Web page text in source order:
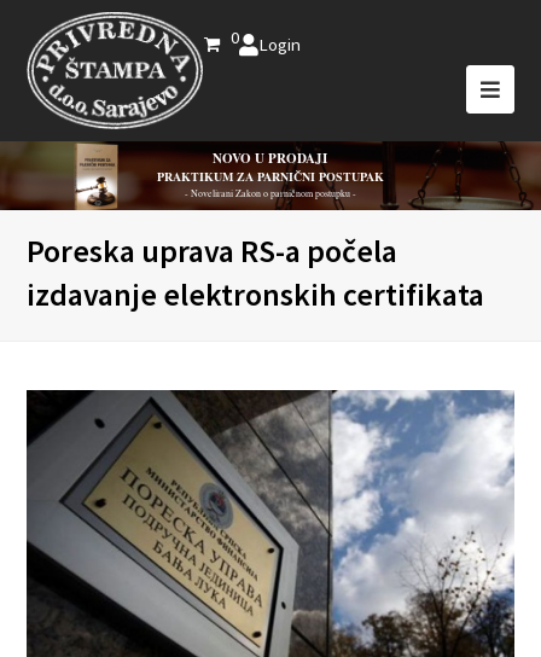
0 Login
NOVO U PRODAJI
PRAKTIKUM ZA PARNIČNI POSTUPAK
- Novelirani Zakon o parničnom postupku -
Poreska uprava RS-a počela
izdavanje elektronskih certifikata